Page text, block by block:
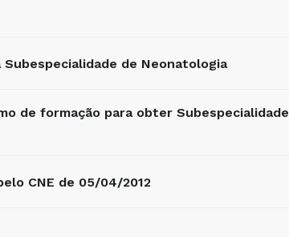
de Neonatologia
de formação para obter Subespecialidade
CNE de 05/04/2012